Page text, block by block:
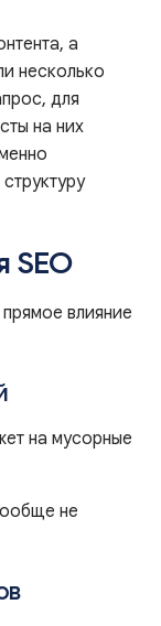
а
несколько
для
на них
SEO
влияние
на мусорные
не